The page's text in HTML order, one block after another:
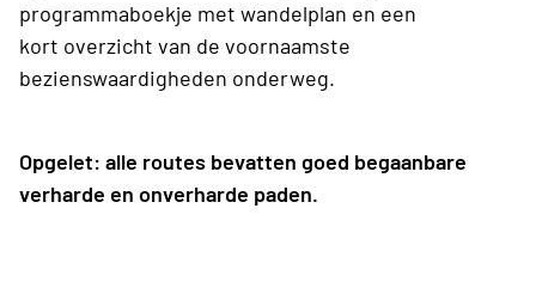
programmaboekje met wandelplan en een
kort overzicht van de voornaamste
bezienswaardigheden onderweg.
Opgelet: alle routes bevatten goed begaanbare
verharde en onverharde paden.